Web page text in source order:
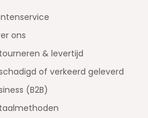
ons
& levertijd
of verkeerd geleverd
(B2B)